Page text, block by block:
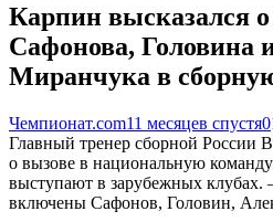
Карпин высказался
Сафонова, Головина
Миранчука в
Чемпионат.com11 месяцев спустя0
Главный тренер сборной России
о вызове в национальную
выступают в зарубежных
включены Сафонов, Головин,